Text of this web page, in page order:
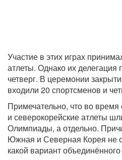
Участие в этих играх
атлеты. Однако их делегация
четверг. В церемонии
входили 20 спортсменов и
Примечательно, что во
и северокорейские атлеты
Олимпиады, а отдельно.
Южная и Северная Корея не
какой вариант